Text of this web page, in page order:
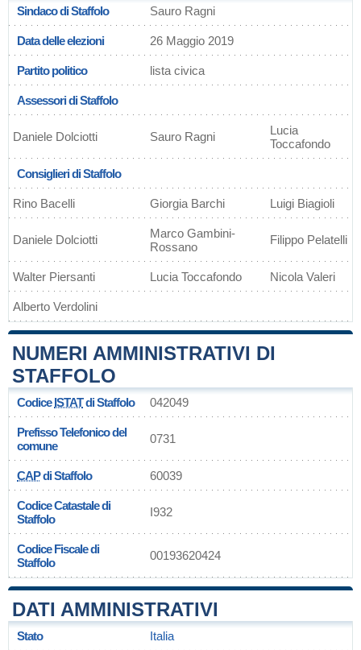
Sindaco di Staffolo Sauro Ragni
Data delle elezioni 26 Maggio 2019
Partito politico lista civica
Assessori di Staffolo
Daniele Dolciotti Sauro Ragni
Lucia
Toccafondo
Consiglieri di Staffolo
Rino Bacelli Giorgia Barchi Luigi Biagioli
Daniele Dolciotti
Marco Gambini-
Rossano
Filippo Pelatelli
Walter Piersanti Lucia Toccafondo Nicola Valeri
Alberto Verdolini
NUMERI AMMINISTRATIVI DI
STAFFOLO
CodiceISTATdi Staffolo 042049
Prefisso Telefonico del
comune
0731
CAPdi Staffolo 60039
Codice Catastale di
Staffolo
I932
Codice Fiscale di
Staffolo
00193620424
DATI AMMINISTRATIVI
Stato Italia